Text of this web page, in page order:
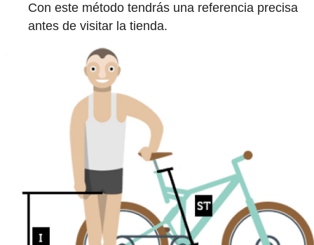
Con este método tendrás una referencia precisa
antes de visitar la tienda.